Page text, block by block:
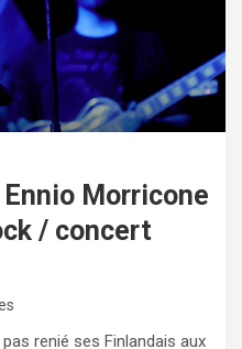
Ennio Morricone
/ concert
renié ses Finlandais aux